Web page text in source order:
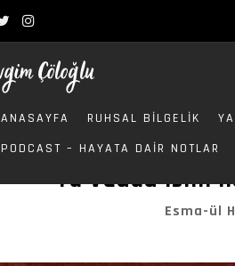
ANASAYFA RUHSAL BILGELIK
PODCAST – HAYATA DAIR NOTLAR
Ya Vedud İsmi
Esma-ül